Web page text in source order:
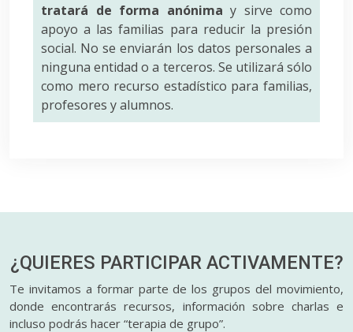
tratará de forma anónima y sirve como
apoyo a las familias para reducir la presión
social. No se enviarán los datos personales a
ninguna entidad o a terceros. Se utilizará sólo
como mero recurso estadístico para familias,
profesores y alumnos.
¿QUIERES PARTICIPAR ACTIVAMENTE?
Te invitamos a formar parte de los grupos del movimiento,
donde encontrarás recursos, información sobre charlas e
incluso podrás hacer “terapia de grupo”.